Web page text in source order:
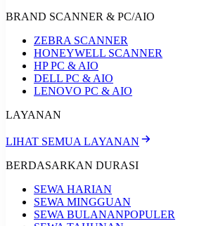
BRAND SCANNER & PC/AIO
ZEBRA SCANNER
HONEYWELL SCANNER
HP PC & AIO
DELL PC & AIO
LENOVO PC & AIO
LAYANAN
LIHAT SEMUA LAYANAN
BERDASARKAN DURASI
SEWA HARIAN
SEWA MINGGUAN
SEWA BULANANPOPULER